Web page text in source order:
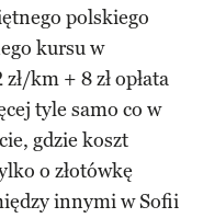
polskiego
kursu w
km + 8 zł opłata
tyle samo co w
gdzie koszt
o złotówkę
innymi w Sofii